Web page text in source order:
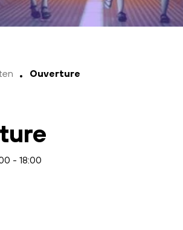
Ouverture
- 18:00